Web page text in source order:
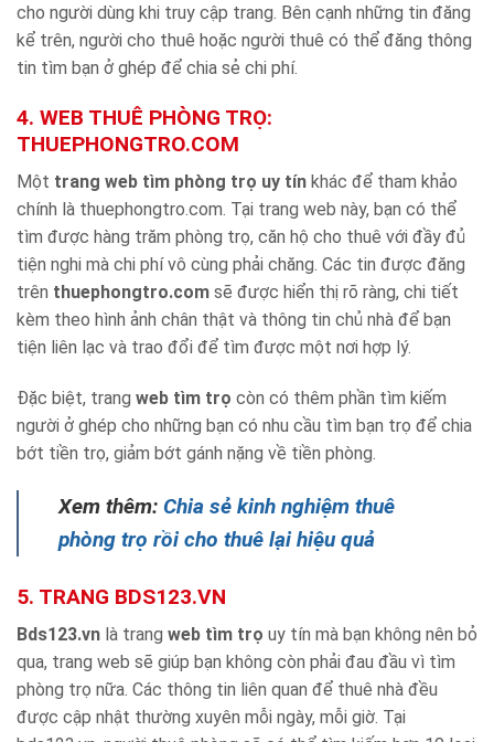
cho người dùng khi truy cập trang. Bên cạnh những tin đăng
kể trên, người cho thuê hoặc người thuê có thể đăng thông
tin tìm bạn ở ghép để chia sẻ chi phí.
4. WEB THUÊ PHÒNG TRỌ:
THUEPHONGTRO.COM
Một trang web tìm phòng trọ uy tín khác để tham khảo
chính là thuephongtro.com. Tại trang web này, bạn có thể
tìm được hàng trăm phòng trọ, căn hộ cho thuê với đầy đủ
tiện nghi mà chi phí vô cùng phải chăng. Các tin được đăng
trên thuephongtro.com sẽ được hiển thị rõ ràng, chi tiết
kèm theo hình ảnh chân thật và thông tin chủ nhà để bạn
tiện liên lạc và trao đổi để tìm được một nơi hợp lý.
Đặc biệt, trang web tìm trọ còn có thêm phần tìm kiếm
người ở ghép cho những bạn có nhu cầu tìm bạn trọ để chia
bớt tiền trọ, giảm bớt gánh nặng về tiền phòng.
Xem thêm: Chia sẻ kinh nghiệm thuê
phòng trọ rồi cho thuê lại hiệu quả
5. TRANG BDS123.VN
Bds123.vn là trang web tìm trọ uy tín mà bạn không nên bỏ
qua, trang web sẽ giúp bạn không còn phải đau đầu vì tìm
phòng trọ nữa. Các thông tin liên quan để thuê nhà đều
được cập nhật thường xuyên mỗi ngày, mỗi giờ. Tại